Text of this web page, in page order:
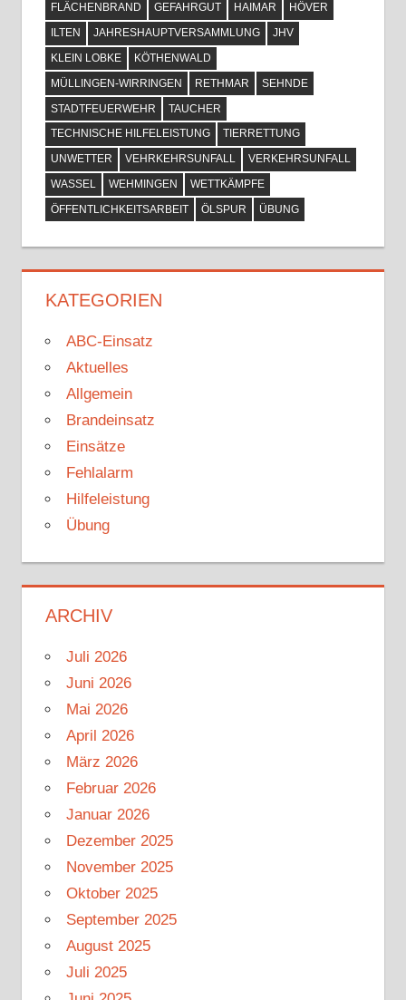
FLÄCHENBRAND
GEFAHRGUT HAIMAR
HÖVER
ILTEN
JAHRESHAUPTVERSAMMLUNG
JHV
KLEIN LOBKE
KÖTHENWALD
MÜLLINGEN-WIRRINGEN
RETHMAR
SEHNDE
STADTFEUERWEHR
TAUCHER
TECHNISCHE HILFELEISTUNG
TIERRETTUNG
UNWETTER
VEHRKEHRSUNFALL
VERKEHRSUNFALL
WASSEL
WEHMINGEN
WETTKÄMPFE
ÖFFENTLICHKEITSARBEIT
ÖLSPUR ÜBUNG
KATEGORIEN
ABC-Einsatz
Aktuelles
Allgemein
Brandeinsatz
Einsätze
Fehlalarm
Hilfeleistung
Übung
ARCHIV
Juli 2026
Juni 2026
Mai 2026
April 2026
März 2026
Februar 2026
Januar 2026
Dezember 2025
November 2025
Oktober 2025
September 2025
August 2025
Juli 2025